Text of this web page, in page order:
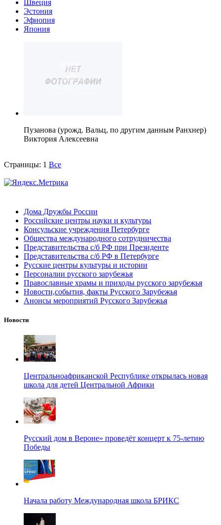
Швеция
Эстония
Эфиопия
Япония
Пузанова (урожд. Вальц, по другим данным Ранхнер)
Виктория Алексеевна
Страницы: 1 Все
Дома Дружбы России
Российские центры науки и культуры
Консульские учреждения Петербурге
Общества международного сотрудничества
Представительства с/б РФ при Президенте
Представительства с/б РФ в Петербурге
Русские центры культуры и истории
Персоналии русского зарубежья
Православные храмы и приходы русского зарубежья
Новости,события, факты Русского Зарубежья
Анонсы мероприятий Русского Зарубежья
Новости
Центральноафриканской Республике открылась новая
школа для детей Центральной Африки
Русский дом в Вероне» проведёт концерт к 75-летию
Победы
Начала работу Международная школа БРИКС